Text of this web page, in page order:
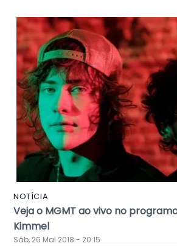
NOTÍCIA
Veja o MGMT ao vivo no
Kimmel
Sáb, 26 Mai 2018 - 20:15